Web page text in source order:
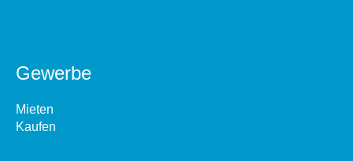
Gewerbe
Mieten
Kaufen